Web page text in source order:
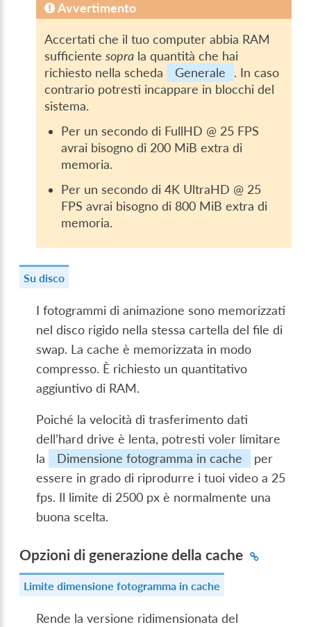
Avvertimento
Accertati che il tuo computer abbia RAM
sufficientesopra la quantità che hai
richiesto nella scheda
Generale
. In caso
contrario potresti incappare in blocchi del
sistema.
Per un secondo di FullHD @ 25 FPS
avrai bisogno di 200 MiB extra di
memoria.
Per un secondo di 4K UltraHD @ 25
FPS avrai bisogno di 800 MiB extra di
memoria.
Su disco
I fotogrammi di animazione sono memorizzati
nel disco rigido nella stessa cartella del file di
swap. La cache è memorizzata in modo
compresso. È richiesto un quantitativo
aggiuntivo di RAM.
Poiché la velocità di trasferimento dati
dell’hard drive è lenta, potresti voler limitare
la
Dimensione fotogramma in cache
per
essere in grado di riprodurre i tuoi video a 25
fps. Il limite di 2500 px è normalmente una
buona scelta.
Opzioni di generazione della cache
Limite dimensione fotogramma in cache
Rende la versione ridimensionata del